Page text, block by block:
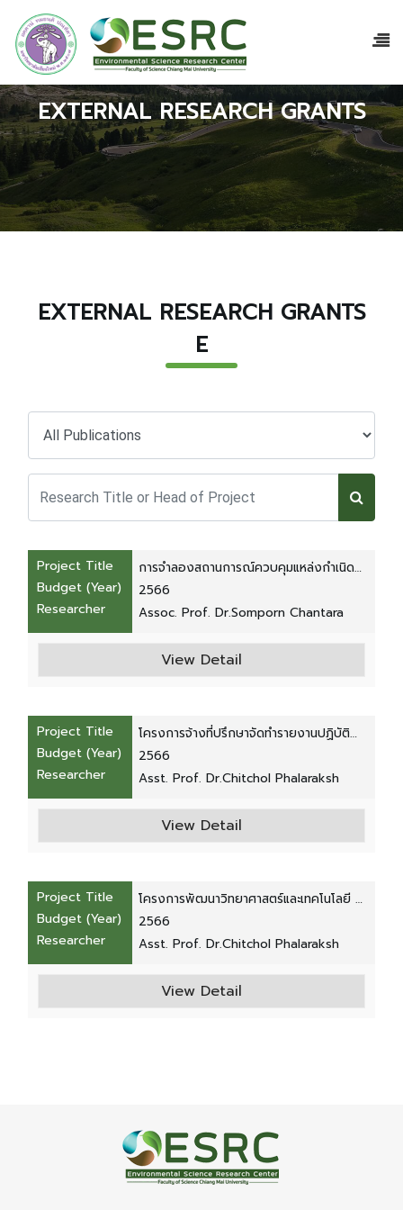
EXTERNAL RESEARCH GRANTS
EXTERNAL RESEARCH GRANTS
E
Project Title
Budget (Year)
Researcher
การจำลองสถานการณ์ควบคุมแหล่งกำเนิด
ฝุ่นละอองขนาดเล็ก PM2.5 เพื่อประเมิน
มาตรการการจัดการของจังหวัดเชียงใหม่
2566
Assoc. Prof. Dr.Somporn Chantara
View Detail
Project Title
Budget (Year)
Researcher
โครงการจ้างที่ปรึกษาจัดทำรายงานปฏิบัติ
ตามมาตราป้องกันและแก้ไขผลกระทบสิ่ง
แวดล้อม (EIA) หอดูดาวเฉลิมพระเกียรติ 7
พ.ศ. 2566
2566
Asst. Prof. Dr.Chitchol Phalaraksh
View Detail
Project Title
Budget (Year)
Researcher
โครงการพัฒนาวิทยาศาสตร์และเทคโนโลยี สู่
ความมั่นคง ระดับน้ำชุมชน ระยะที่ 2 มั่นคง
อาหารและผลผลิตชุมชน
2566
Asst. Prof. Dr.Chitchol Phalaraksh
View Detail